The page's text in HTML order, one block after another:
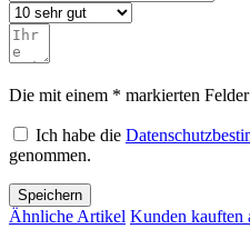
Die mit einem * markierten
Ich habe die
genommen.
Speichern
Ähnliche Artikel Kunden kauften